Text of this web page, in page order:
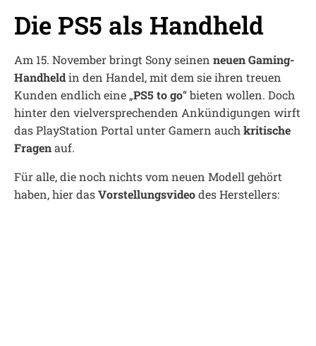
Die PS5 als Handheld
Am 15. November bringt Sony seinen neuen Gaming-
Handheldin den Handel, mit dem sie ihren treuen
Kunden endlich eine „PS5 to go“ bieten wollen. Doch
hinter den vielversprechenden Ankündigungen wirft
das PlayStation Portal unter Gamern auch kritische
Fragenauf.
Für alle, die noch nichts vom neuen Modell gehört
haben, hier dasVorstellungsvideodes Herstellers: